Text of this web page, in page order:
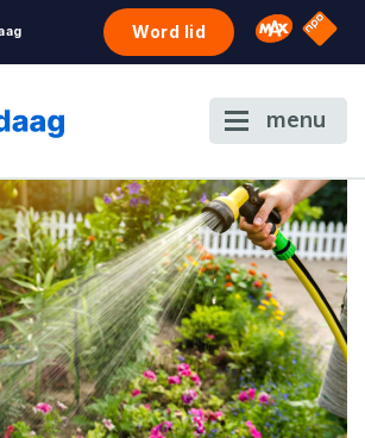
Word lid Omroep
NPO
menu